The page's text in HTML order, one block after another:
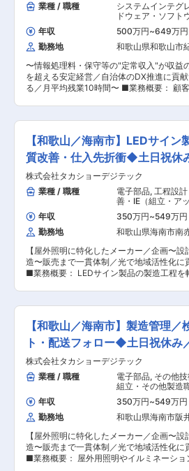
業種 / 職種
システムインテグ
ドウェア・ソフト
築・運用（インフ
ィコンサルタント
年収 500万円~649万円
勤務地
和歌山県和歌山市
〜情報処理料・保守等の"定常収入"が収益
を超える安定経営／自治体のDX推進に貢献
る／月平均残業10時間〜 ■業務概要： 顧客や自
各種認証（プライバシーマーク、ISO9001
ISO27001、ISO20000）のための事務局事
担当します。 ■業務詳細：※ご経験に応じてお任
せいたします。 ◇社内ネットワーク/コン
タの運用・管理 ◇社内システムの管理 ◇
キュリティポリシー原案の策定 ◇社内全般
セキュリティ対策の実施計画の立案およ
社内用ソフトウェアライセンス管理
◇PMS/QMS/ISMS監査、ITSMS監査の計
施など 【課題】 イレギュラー対応などで、課長
が技術的な支援に回る事も多い状況です。
ーを纏めながら、日常業務の優先順位をつ
施すべきことの差配を出来る方が必要とな
ります。 ■配属先情報： クラウド基盤事業室 ク
ラウド基盤部 情報システム課 40代課長1
代主任1名、メンバー12名（20〜60代）、
どフレキシブルな勤務体制◎ ■働き方抜群◎充実
の福利厚生： ＜制度1＞時間単位有休制度：
単位で年次有給休暇を取得でき、日中に仕
けることも可能です。 ＜制度2＞健康休暇制
通院などに使用することができ、最大40日
立が可。年次有給休暇とは別途支給されます
更の範囲：会社の定める業務
【和歌山／海南市】LEDサイン
質改善・仕入先折衝◆土日祝休
ー
株式会社タカショーデジテック
業種 / 職種
電子部品, 工程設
善・IE（組立・ア
その他製造職
年収 350万円~549万円
勤務地
和歌山県海南市南
【屋外照明に特化したメーカー／企画〜設
造〜販売まで一貫体制／光で地域活性化に
■業務概要： LEDサイン製品の製造工程を
ンです。将来的にはチームやグループの責
しての役割も期待されています。 ■具体的な業務
内容： ・LEDサイン製品の製造各工程での
（組立や配線、検査など） ・製造工程全
と工程管理（品質や納期、作業標準化） ・
発生時の原因分析や再発防止策の立案、実
質改善活動の推進（現場改善や業務効率化
材や仕入先との技術的な折衝や調整業務 ・
なチームやグループ責任者としてのマネジ
業務 ■業務の特徴： ・まず製造現場での実務を
一通り経験し、現場理解を深めたうえで工
や品質改善に携わっていただきます。 ・品
期、生産性のバランスを取りながら、現場
業務効率化をリードする役割です。 ・将来
責任者候補としてチームマネジメントも期
【和歌山／海南市】製造管理／
ト・配送フォロー◆土日祝休み
株式会社タカショーデジテック
業種 / 職種
電子部品, その他技
組立・その他製造
年収
350万円~549万円
勤務地
和歌山県海南市阪
【屋外照明に特化したメーカー／企画〜設
造〜販売まで一貫体制／光で地域活性化に
■業務概要： 屋外用照明やイルミネーショ